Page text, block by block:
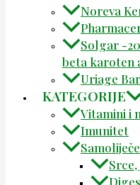
Noreva
Solgar -
beta karoten
Uriage
KATEGORIJE
Vitamini i
Imunitet